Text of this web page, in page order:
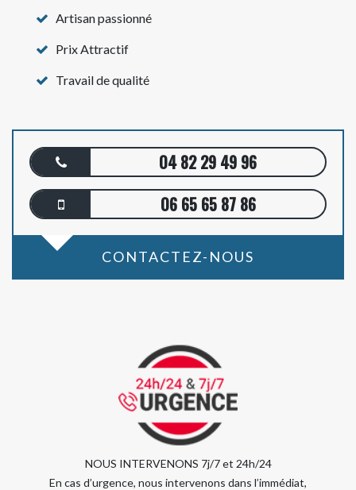
Artisan passionné
Prix Attractif
Travail de qualité
04 82 29 49 96
06 65 65 87 86
CONTACTEZ-NOUS
NOUS INTERVENONS 7j/7 et 24h/24
En cas d’urgence, nous intervenons dans l’immédiat,